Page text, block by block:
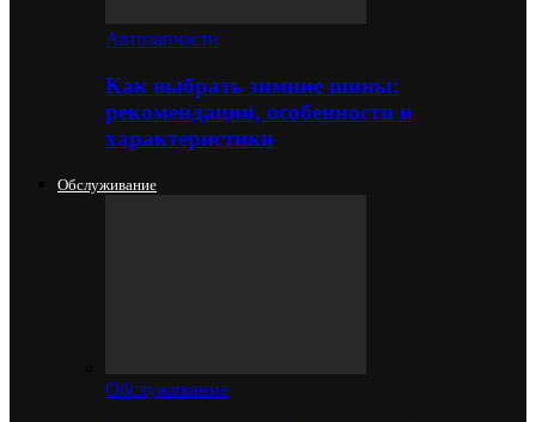
Автозапчасти
Как выбрать зимние шины:
рекомендации, особенности и
характеристики
Обслуживание
Обслуживание